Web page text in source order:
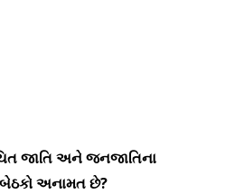
જાતિ અને જનજાતિના
બેઠકો અનામત છે?